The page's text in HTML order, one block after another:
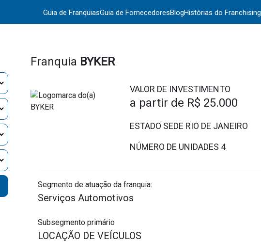
Guia de FranquiasGuia de FornecedoresBlogHistórias do Franchising
Franquia BYKER
VALOR DE INVESTIMENTO
a partir de R$ 25.000
ESTADO SEDE RIO DE JANEIRO
NÚMERO DE UNIDADES 4
Segmento de atuação da franquia:
Serviços Automotivos
Subsegmento primário
LOCAÇÃO DE VEÍCULOS